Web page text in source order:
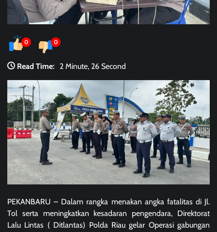
0 0
Read Time: 2 Minute, 26 Second
PEKANBARU – Dalam rangka menakan angka fatalitas di Jl.
Tol serta meningkatkan kesadaran pengendara, Direktorat
Lalu Lintas ( Ditlantas) Polda Riau gelar Operasi gabungan